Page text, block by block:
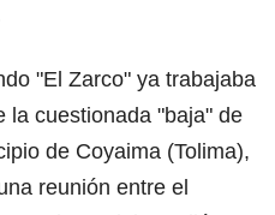
"El Zarco" ya trabajaba
la cuestionada "baja" de
de Coyaima (Tolima),
reunión entre el